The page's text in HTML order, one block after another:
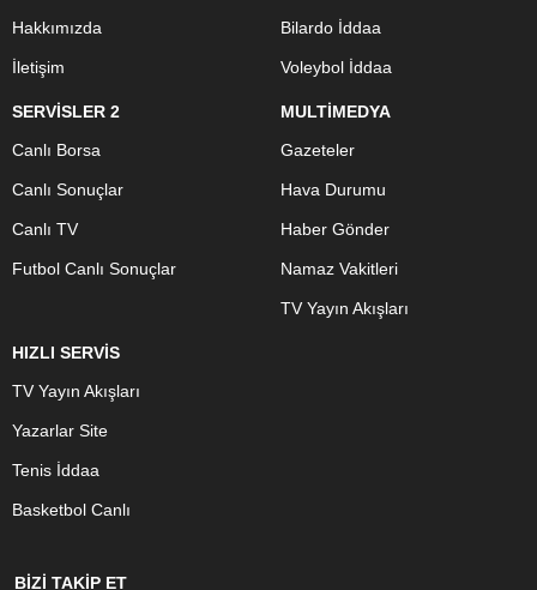
Hakkımızda
İletişim
Bilardo İddaa
Voleybol İddaa
SERVİSLER 2
Canlı Borsa
Canlı Sonuçlar
Canlı TV
Futbol Canlı Sonuçlar
MULTİMEDYA
Gazeteler
Hava Durumu
Haber Gönder
Namaz Vakitleri
TV Yayın Akışları
HIZLI SERVİS
TV Yayın Akışları
Yazarlar Site
Tenis İddaa
Basketbol Canlı
BİZİ TAKİP ET